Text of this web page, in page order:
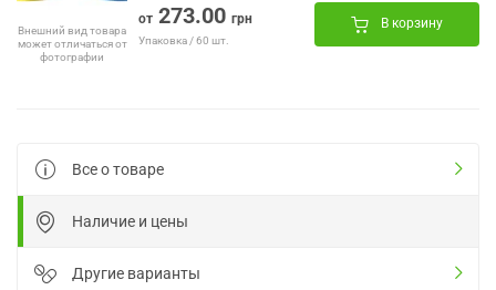
Внешний вид товара
может отличаться от
фотографии
от 273.00 грн
Упаковка / 60 шт.
В корзину
Все о товаре
Наличие и цены
Другие варианты